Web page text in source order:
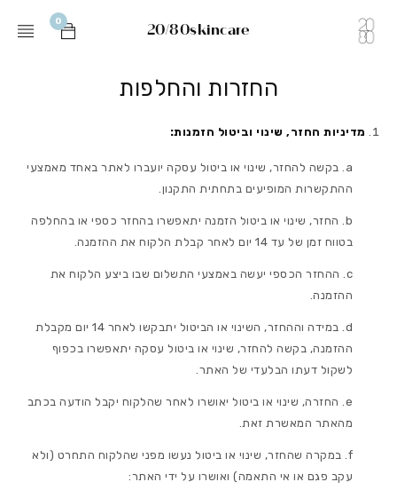
0 20/80skincare
החזרות והחלפות
מדיניות החזר, שינוי וביטול הזמנות:
בקשה להחזר, שינוי או ביטול עסקה יועברו לאתר באחד מאמצעי
ההתקשרות המופיעים בתחתית התקנון.
החזר, שינוי או ביטול הזמנה יתאפשרו בהחזר כספי או בהחלפה
בטווח זמן של עד 14 יום לאחר קבלת הלקוח את ההזמנה.
ההחזר הכספי יעשה באמצעי התשלום שבו ביצע הלקוח את
ההזמנה.
במידה וההחזר, השינוי או הביטול יתבקשו לאחר 14 יום מקבלת
ההזמנה, בקשה להחזר, שינוי או ביטול עסקה יתאפשרו בכפוף
לשקול דעתו הבלעדי של האתר.
החזרה, שינוי או ביטול יאושרו לאחר שהלקוח יקבל הודעה בכתב
מהאתר המאשרת זאת.
במקרה שהחזר, שינוי או ביטול נעשו מפני שהלקוח התחרט (ולא
עקב פגם או אי התאמה) ואושרו על ידי האתר: